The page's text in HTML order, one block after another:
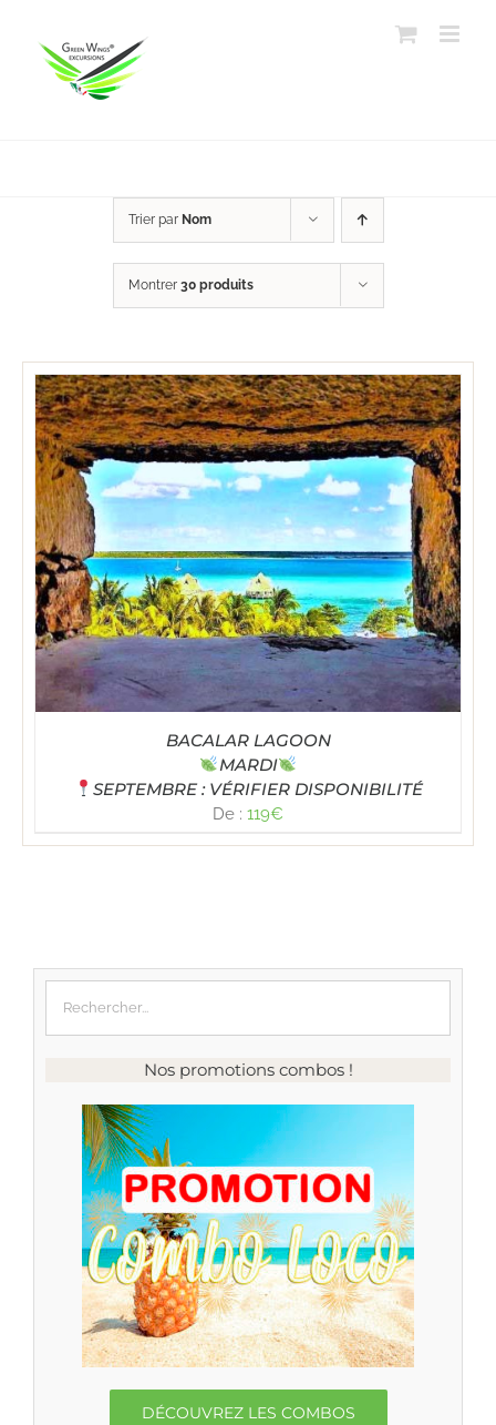
contenu
Trier par Nom
Montrer 30 produits
BACALAR LAGOON
MARDI
SEPTEMBRE : VÉRIFIER DISPONIBILITÉ
De : 119€
Nos promotions combos !
DÉCOUVREZ LES COMBOS